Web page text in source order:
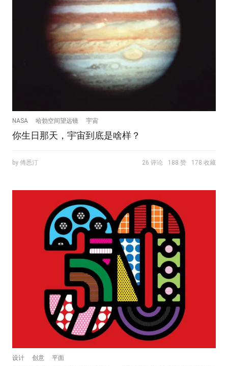
NASA 哈勃空间望远镜 宇宙
你生日那天，宇宙到底是啥样？
by 傅悉汀 26 评论 188 赞 178 收藏
设计 创意 平面